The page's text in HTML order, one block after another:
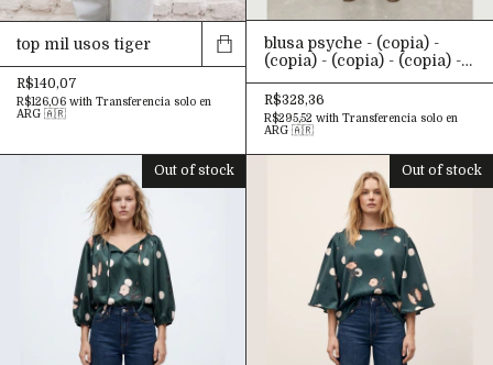
top mil usos tiger
R$140,07
R$126,06 with Transferencia solo en
ARG 🇦🇷
blusa psyche - (copia) -
(copia) - (copia) - (copia) -
(copia) - (copia) - (copia) -
(copia) - (copia) - (copia) -
(copia) - (copia) - (copia) -
(copia) - (copia) - (copia) -
(copia) - (copia) - (copia) -
(copia) - (copia) - (copia) -
(copia) - (copia) - (copia) -
(copia) - (copia) - (copia) -
(copia) - (copia) - (copia) -
(copia) - (copia) - (copia) -
(copia) - (copia) - (copia)
R$328,36
R$295,52 with Transferencia solo en
ARG 🇦🇷
Out of stock Out of stock